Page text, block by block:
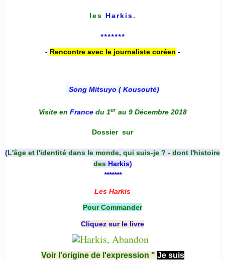
les Harkis.
*******
- Rencontre avec le journaliste coréen -
Song Mitsuyo ( Kousouté)
Visite en France du 1er au 9 Décembre 2018
Dossier sur
(L'âge et l'identité dans le monde, qui suis-je ? - dont l'histoire
des Harkis)
*******
Les Harkis
Pour Commander
Cliquez sur le livre
Voir l'origine de l'expression " Je suis